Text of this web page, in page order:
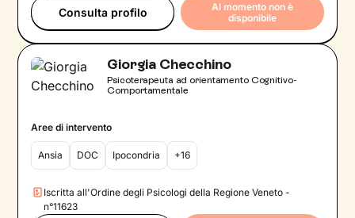
Consulta profilo
Al momento non è
disponibile
Giorgia Checchino
Psicoterapeuta ad orientamento Cognitivo-
Comportamentale
Aree di intervento
Ansia DOC Ipocondria +16
Iscritta all'Ordine degli Psicologi della Regione Veneto -
n°11623